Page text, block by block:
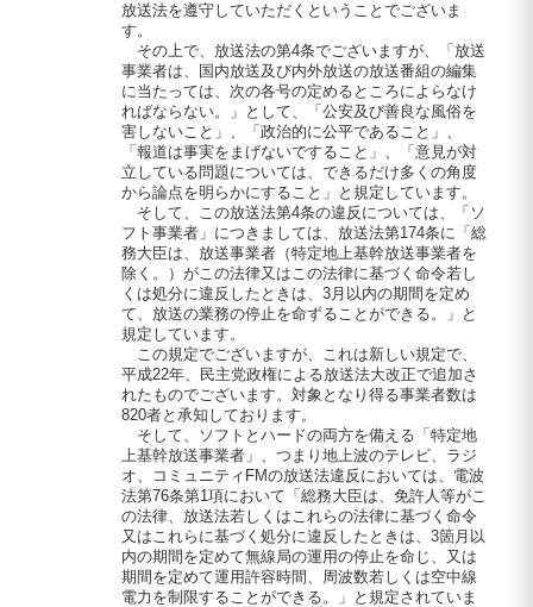
放送法を遵守していただくということでございま
す。
その上で、放送法の第4条でございますが、「放送
事業者は、国内放送及び内外放送の放送番組の編集
に当たっては、次の各号の定めるところによらなけ
ればならない。」として、「公安及び善良な風俗を
害しないこと」、「政治的に公平であること」、
「報道は事実をまげないですること」、「意見が対
立している問題については、できるだけ多くの角度
から論点を明らかにすること」と規定しています。
そして、この放送法第4条の違反については、「ソ
フト事業者」につきましては、放送法第174条に「総
務大臣は、放送事業者（特定地上基幹放送事業者を
除く。）がこの法律又はこの法律に基づく命令若し
くは処分に違反したときは、3月以内の期間を定め
て、放送の業務の停止を命ずることができる。」と
規定しています。
この規定でございますが、これは新しい規定で、
平成22年、民主党政権による放送法大改正で追加さ
れたものでございます。対象となり得る事業者数は
820者と承知しております。
そして、ソフトとハードの両方を備える「特定地
上基幹放送事業者」、つまり地上波のテレビ、ラジ
オ、コミュニティFMの放送法違反においては、電波
法第76条第1項において「総務大臣は、免許人等がこ
の法律、放送法若しくはこれらの法律に基づく命令
又はこれらに基づく処分に違反したときは、3箇月以
内の期間を定めて無線局の運用の停止を命じ、又は
期間を定めて運用許容時間、周波数若しくは空中線
電力を制限することができる。」と規定されていま